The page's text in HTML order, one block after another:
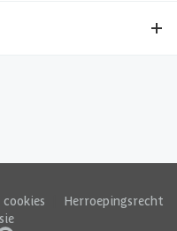
Herroepingsrecht